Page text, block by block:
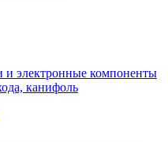
и электронные компоненты
канифоль